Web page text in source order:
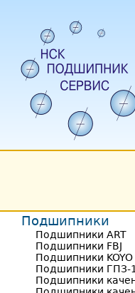
Подшипники
Подшипники ART
Подшипники FBJ
Подшипники KOYO
Подшипники ГПЗ-
Подшипники